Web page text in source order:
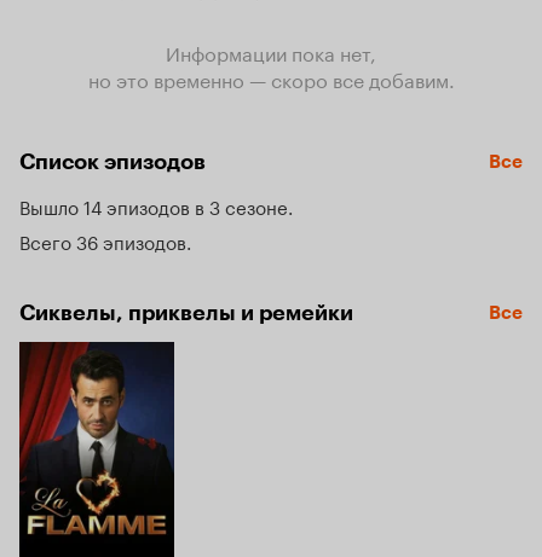
Информации пока нет,
но это временно — скоро все добавим.
Список эпизодов Все
Вышло 14 эпизодов в 3 сезоне
Всего 36 эпизодов
Сиквелы, приквелы и ремейки Все